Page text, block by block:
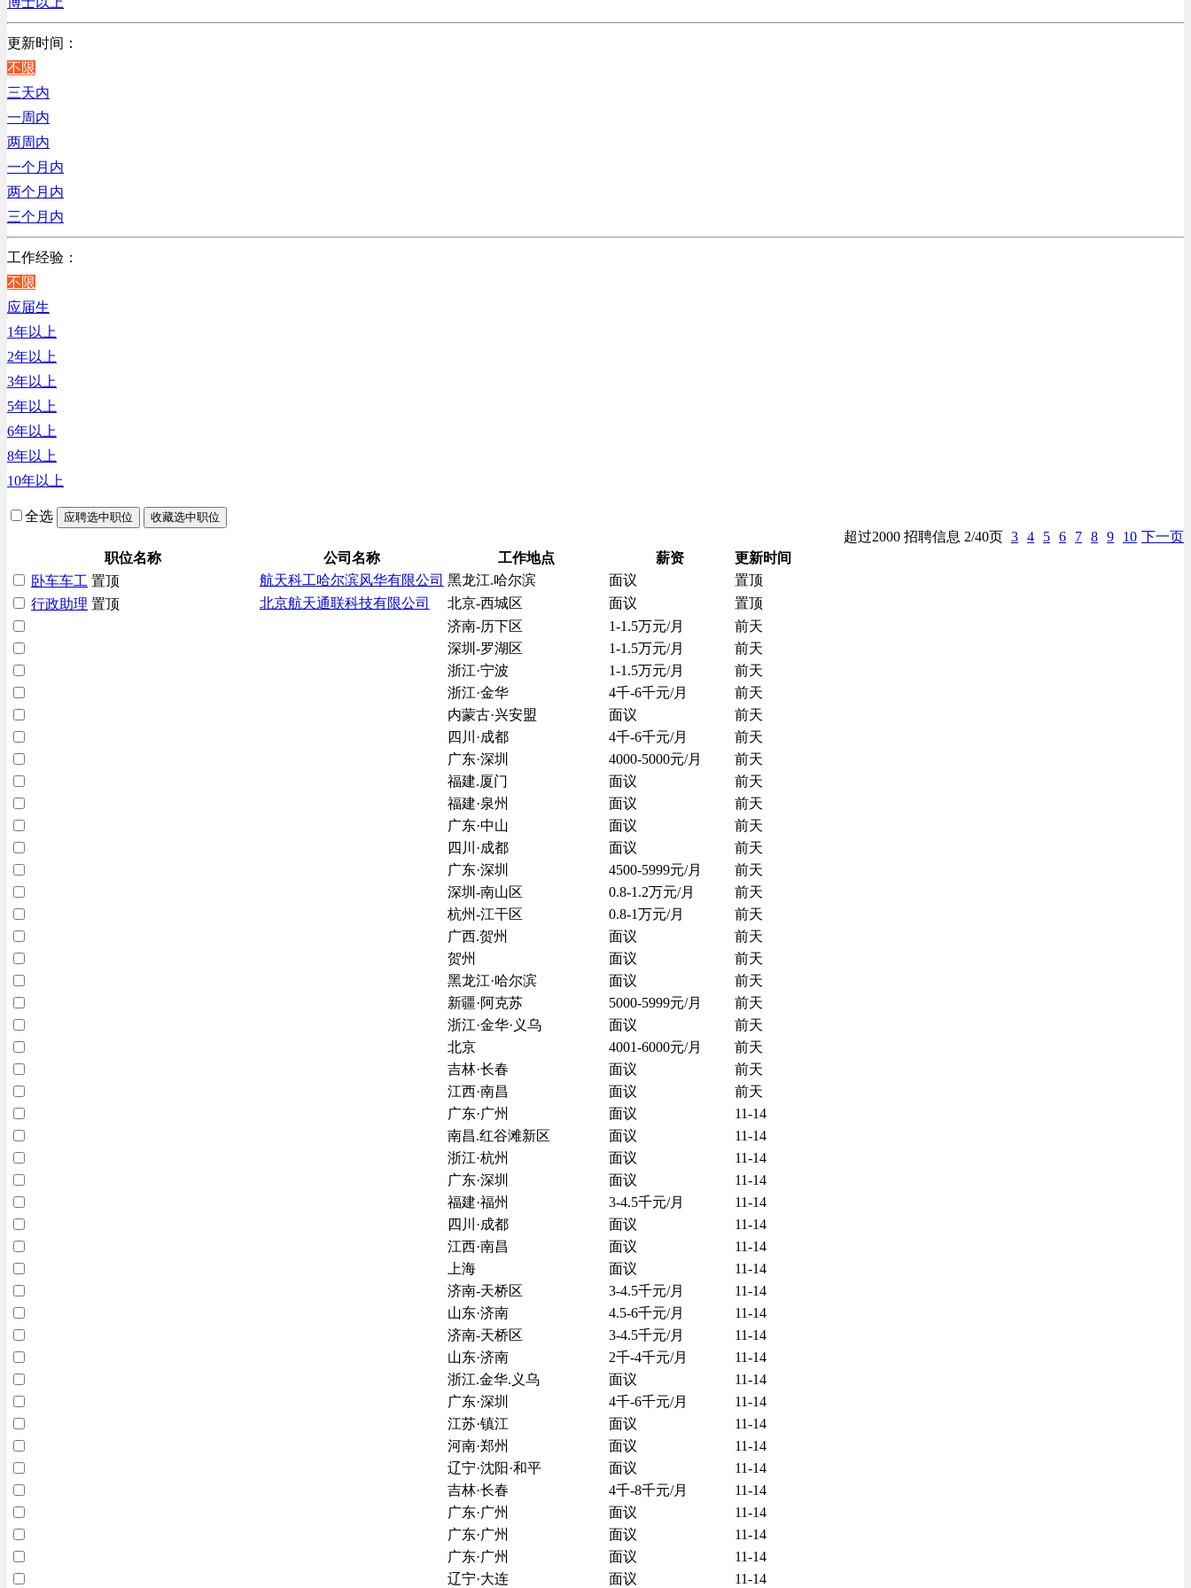
电力电气/能源/自动化
咨询/顾问/法律类
程序/语言开发类
行政/后勤/文秘类
销售类
人力资源类
互联网/电子商务/游戏类
建筑装潢/市政建设类
通信/移动互联网/手机类
技工/维修类
房地产开发/物业管理类
生产/加工/认证类
汽车/交通类
财务/审计/税务类
更新时间：
不限
三天内
一周内
两周内
一个月内
两个月内
三个月内
工作经验：
不限
应届生
1年以上
2年以上
3年以上
5年以上
6年以上
8年以上
10年以上
全选 应聘选中职位 收藏选中职位
超过2000 招聘信息 2/40页 3 4 5 6 7 8 9 10 下一页
职位名称
公司名称 工作地点 薪资
更新时间
卧车车工 置顶 航天科工哈尔滨风华有限公司 黑龙江.哈尔滨 面议
置顶
行政助理 置顶 北京航天通联科技有限公司 北京-西城区 面议
置顶
济南-历下区
1-1.5万元/月
前天
深圳-罗湖区
1-1.5万元/月
前天
浙江·宁波
1-1.5万元/月
前天
浙江·金华
4千-6千元/月
前天
内蒙古·兴安盟
面议
前天
四川·成都
4千-6千元/月
前天
广东·深圳
4000-5000元/月
前天
福建.厦门
面议
前天
福建·泉州
面议
前天
广东·中山
面议
前天
四川·成都
面议
前天
广东·深圳
4500-5999元/月
前天
深圳-南山区
0.8-1.2万元/月
前天
杭州-江干区
0.8-1万元/月
前天
广西.贺州
面议
前天
贺州
面议
前天
黑龙江·哈尔滨
面议
前天
新疆·阿克苏
5000-5999元/月
前天
浙江·金华·义乌
面议
前天
北京
4001-6000元/月
前天
吉林·长春
面议
前天
江西·南昌
面议
前天
广东·广州
面议
11-14
南昌.红谷滩新区
面议
11-14
浙江·杭州
面议
11-14
广东·深圳
面议
11-14
福建·福州
3-4.5千元/月
11-14
四川·成都
面议
11-14
江西·南昌
面议
11-14
上海
面议
11-14
济南-天桥区
3-4.5千元/月
11-14
山东·济南
4.5-6千元/月
11-14
济南-天桥区
3-4.5千元/月
11-14
山东·济南
2千-4千元/月
11-14
浙江.金华.义乌
面议
11-14
广东·深圳
4千-6千元/月
11-14
江苏·镇江
面议
11-14
河南·郑州
面议
11-14
辽宁·沈阳·和平
面议
11-14
吉林·长春
4千-8千元/月
11-14
广东·广州
面议
11-14
广东·广州
面议
11-14
广东·广州
面议
11-14
辽宁·大连
面议 11-14